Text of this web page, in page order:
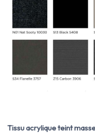
Tissu acrylique teint